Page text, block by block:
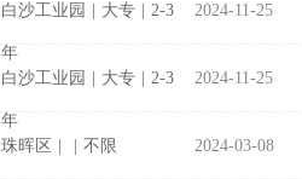
白沙工业园 大专 2-3
年
2024-11-25
白沙工业园 大专 2-3
年
2024-11-25
珠晖区 不限 2024-03-08